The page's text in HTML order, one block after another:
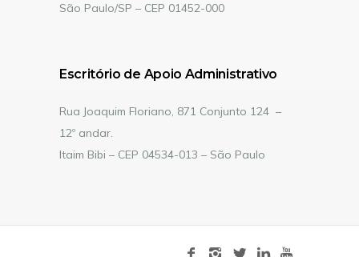
São Paulo/SP – CEP 01452-000
Escritório de Apoio Administrativo
Rua Joaquim Floriano, 871 Conjunto 124 –
12º andar.
Itaim Bibi – CEP 04534-013 – São Paulo